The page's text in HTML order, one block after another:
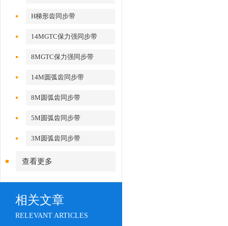
H梯形齿同步带
14MGTC保力强同步带
8MGTC保力强同步带
14M圆弧齿同步带
8M圆弧齿同步带
5M圆弧齿同步带
3M圆弧齿同步带
查看更多
相关文章
RELEVANT ARTICLES